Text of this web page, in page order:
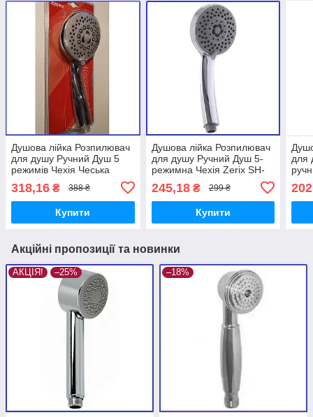
Душова лійка Розпилювач
для душу Ручний Душ 5
режимів Чехія Чеська
318,16 ₴ 388 ₴
Купити
Душова лійка Розпилювач
для душу Ручний Душ 5-
режимна Чехія Zerix SH-
245,18₴ 299 ₴
Купити
для
Акційні пропозиції та новинки
АКЦІЯ! –25% –18%